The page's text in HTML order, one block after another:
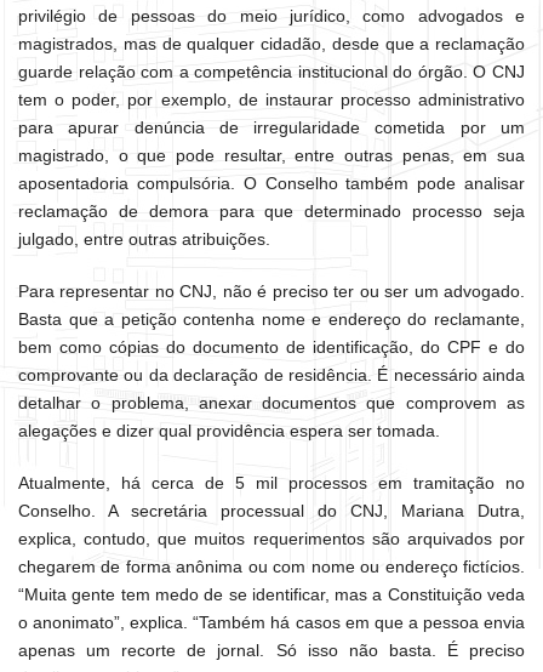
privilégio de pessoas do meio jurídico, como advogados e
magistrados, mas de qualquer cidadão, desde que a reclamação
guarde relação com a competência institucional do órgão. O CNJ
tem o poder, por exemplo, de instaurar processo administrativo
para apurar denúncia de irregularidade cometida por um
magistrado, o que pode resultar, entre outras penas, em sua
aposentadoria compulsória. O Conselho também pode analisar
reclamação de demora para que determinado processo seja
julgado, entre outras atribuições.
Para representar no CNJ, não é preciso ter ou ser um advogado.
Basta que a petição contenha nome e endereço do reclamante,
bem como cópias do documento de identificação, do CPF e do
comprovante ou da declaração de residência. É necessário ainda
detalhar o problema, anexar documentos que comprovem as
alegações e dizer qual providência espera ser tomada.
Atualmente, há cerca de 5 mil processos em tramitação no
Conselho. A secretária processual do CNJ, Mariana Dutra,
explica, contudo, que muitos requerimentos são arquivados por
chegarem de forma anônima ou com nome ou endereço fictícios.
“Muita gente tem medo de se identificar, mas a Constituição veda
o anonimato”, explica. “Também há casos em que a pessoa envia
apenas um recorte de jornal. Só isso não basta. É preciso